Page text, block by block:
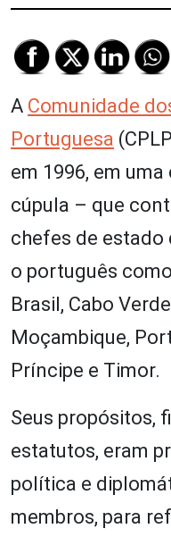
A Comunidade
Portuguesa
em 1996, em
cúpula – que
chefes de estado
o português
Brasil, Cabo
Moçambique,
Príncipe e Timor.
Seus propósitos,
estatutos, eram
política e
membros, para